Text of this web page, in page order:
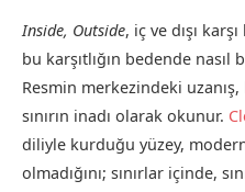
Inside, Outside, iç ve dışı
bu karşıtlığın bedende
Resmin merkezindeki
sınırın inadı olarak okunur.
diliyle kurduğu yüzey,
olmadığını; sınırlar içinde,